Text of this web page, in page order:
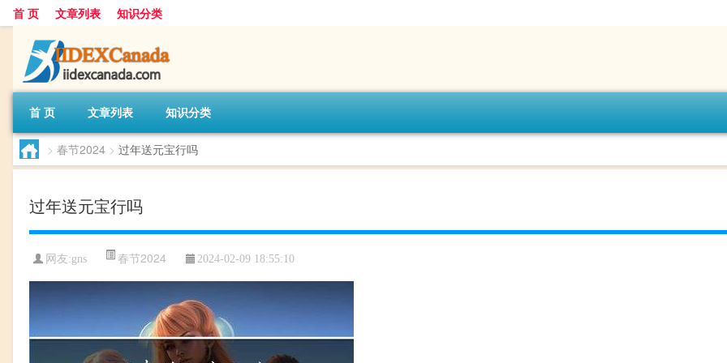
首 页 文章列表 知识分类
首 页 文章列表 知识分类
> 春节2024 > 过年送元宝行吗
过年送元宝行吗
网友:gns 春节2024 2024-02-09 18:55:10